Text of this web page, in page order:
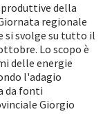
della
regionale
si svolge su tutto il
Lo scopo è
delle energie
l'adagio
da fonti
Giorgio